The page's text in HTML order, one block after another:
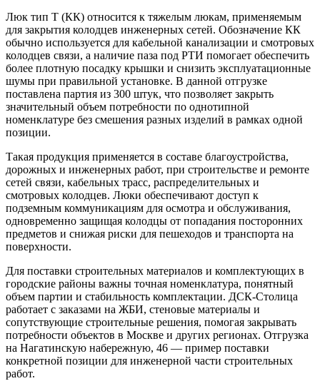
Люк тип Т (КК) относится к тяжелым люкам, применяемым
для закрытия колодцев инженерных сетей. Обозначение КК
обычно используется для кабельной канализации и смотровых
колодцев связи, а наличие паза под РТИ помогает обеспечить
более плотную посадку крышки и снизить эксплуатационные
шумы при правильной установке. В данной отгрузке
поставлена партия из 300 штук, что позволяет закрыть
значительный объем потребности по однотипной
номенклатуре без смешения разных изделий в рамках одной
позиции.
Такая продукция применяется в составе благоустройства,
дорожных и инженерных работ, при строительстве и ремонте
сетей связи, кабельных трасс, распределительных и
смотровых колодцев. Люки обеспечивают доступ к
подземным коммуникациям для осмотра и обслуживания,
одновременно защищая колодцы от попадания посторонних
предметов и снижая риски для пешеходов и транспорта на
поверхности.
Для поставки строительных материалов и комплектующих в
городские районы важны точная номенклатура, понятный
объем партии и стабильность комплектации. ДСК-Столица
работает с заказами на ЖБИ, стеновые материалы и
сопутствующие строительные решения, помогая закрывать
потребности объектов в Москве и других регионах. Отгрузка
на Нагатинскую набережную, 46 — пример поставки
конкретной позиции для инженерной части строительных
работ.